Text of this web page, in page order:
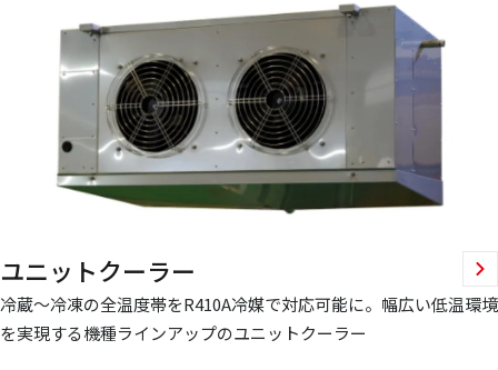
ユニットクーラー
冷蔵～冷凍の全温度帯をR410A冷媒で対応可能に。幅広い低温環境
を実現する機種ラインアップのユニットクーラー